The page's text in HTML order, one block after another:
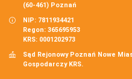
(60-461) Poznań
NIP: 7811934421
Regon: 365695953
KRS: 0001202973
Sąd Rejonowy Poznań Nowe
Gospodarczy KRS.